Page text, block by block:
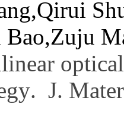
Bao,Zuju
o
. J.